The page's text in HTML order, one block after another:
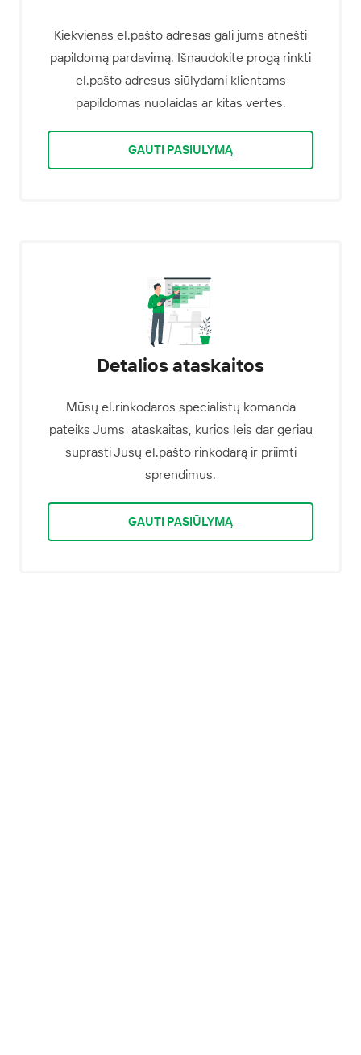
Kiekvienas el.pašto adresas gali jums atnešti
papildomą pardavimą. Išnaudokite progą rinkti
el.pašto adresus siūlydami klientams
papildomas nuolaidas ar kitas vertes.
GAUTI PASIŪLYMĄ
Detalios ataskaitos
Mūsų el.rinkodaros specialistų komanda
pateiks Jums ataskaitas, kurios leis dar geriau
suprasti Jūsų el.pašto rinkodarą ir priimti
sprendimus.
GAUTI PASIŪLYMĄ